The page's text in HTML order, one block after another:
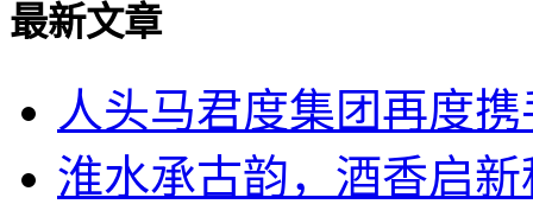
最新文章
人头马君度集团再度
淮水承古韵，酒香启